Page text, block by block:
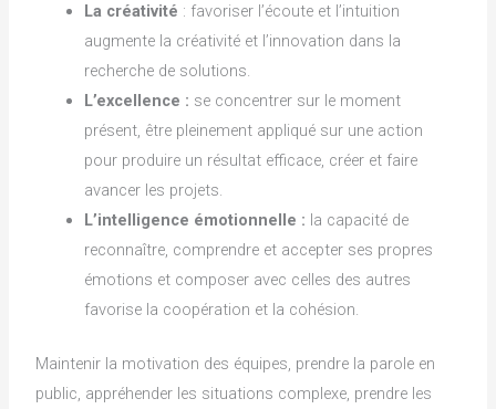
La créativité : favoriser l’écoute et l’intuition
augmente la créativité et l’innovation dans la
recherche de solutions.
L’excellence : se concentrer sur le moment
présent, être pleinement appliqué sur une action
pour produire un résultat efficace, créer et faire
avancer les projets.
L’intelligence émotionnelle : la capacité de
reconnaître, comprendre et accepter ses propres
émotions et composer avec celles des autres
favorise la coopération et la cohésion.
Maintenir la motivation des équipes, prendre la parole en
public, appréhender les situations complexe, prendre les